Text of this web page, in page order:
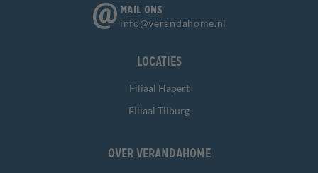
MAIL ONS
info@verandahome.nl
Locaties
Filiaal Hapert
Filiaal Tilburg
Over Verandahome